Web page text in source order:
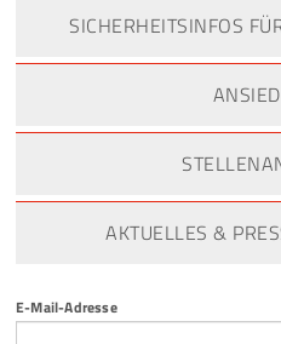
SICHERHEITSINFOS
AKTUELLES &
E-Mail-Adresse